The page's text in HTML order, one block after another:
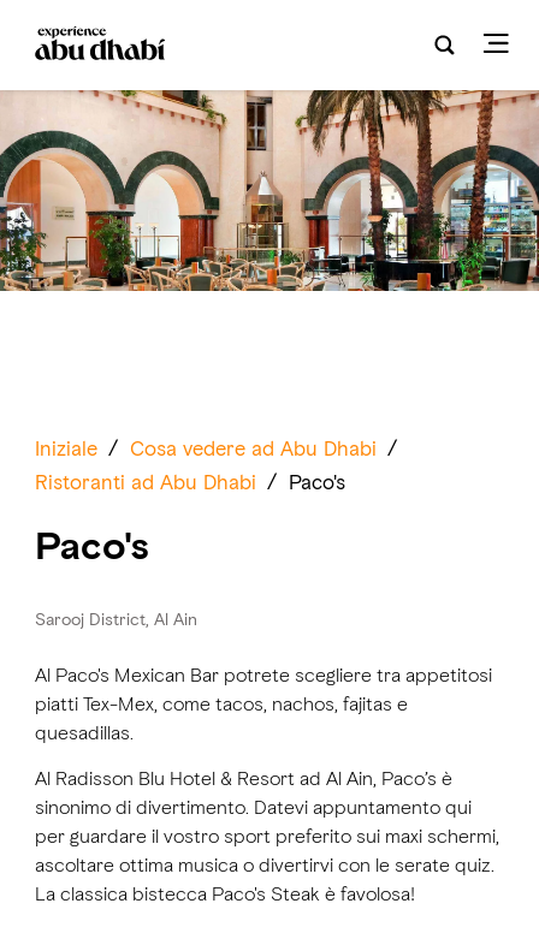
Iniziale / Cosa vedere ad Abu Dhabi /
Ristoranti ad Abu Dhabi / Paco's
Paco's
Sarooj District, Al Ain
Al Paco's Mexican Bar potrete scegliere tra appetitosi
piatti Tex-Mex, come tacos, nachos, fajitas e
quesadillas.
Al Radisson Blu Hotel & Resort ad Al Ain, Paco’s è
sinonimo di divertimento. Datevi appuntamento qui
per guardare il vostro sport preferito sui maxi schermi,
ascoltare ottima musica o divertirvi con le serate quiz.
La classica bistecca Paco's Steak è favolosa!